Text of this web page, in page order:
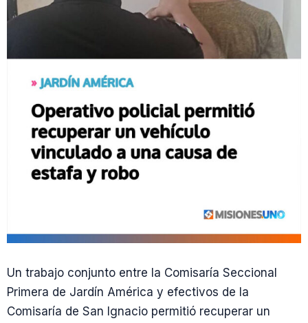
Un trabajo conjunto entre la Comisaría Seccional
Primera de Jardín América y efectivos de la
Comisaría de San Ignacio permitió recuperar un